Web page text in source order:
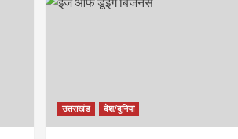
उत्तराखंड देश/दुनिया